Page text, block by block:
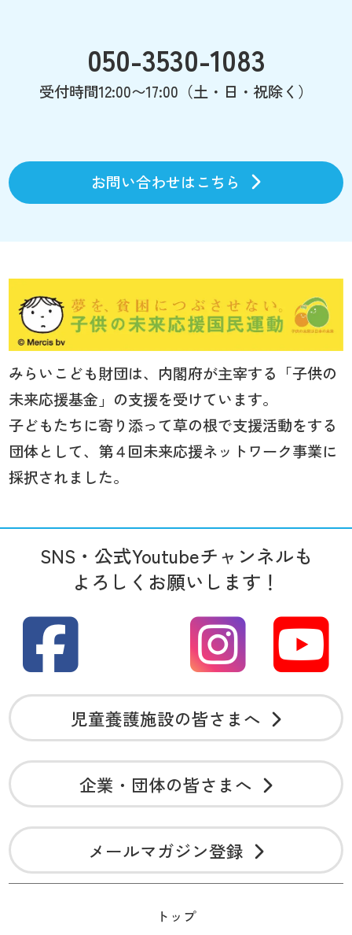
050-3530-1083
受付時間12:00〜17:00（土・日・祝除く）
お問い合わせはこちら
みらいこども財団は、内閣府が主宰する「子供の
未来応援基金」の支援を受けています。
子どもたちに寄り添って草の根で支援活動をする
団体として、第４回未来応援ネットワーク事業に
採択されました。
SNS・公式Youtubeチャンネルも
よろしくお願いします！
児童養護施設の皆さまへ
企業・団体の皆さまへ
メールマガジン登録
トップ